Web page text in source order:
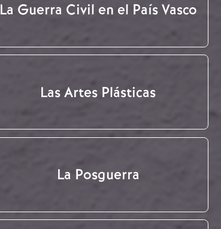
La Guerra Civil en el País Vasco
Las Artes Plásticas
La Posguerra